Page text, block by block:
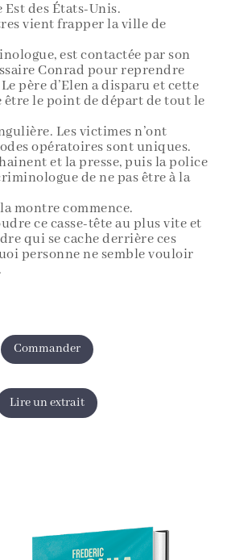
Est des États-Unis.
vient frapper la ville de
est contactée par son
Conrad pour reprendre
père d’Elen a disparu et cette
le point de départ de tout le
Les victimes n’ont
opératoires sont uniques.
et la presse, puis la police
de ne pas être à la
montre commence.
ce casse-tête au plus vite et
qui se cache derrière ces
personne ne semble vouloir
Commander
Lire un extrait